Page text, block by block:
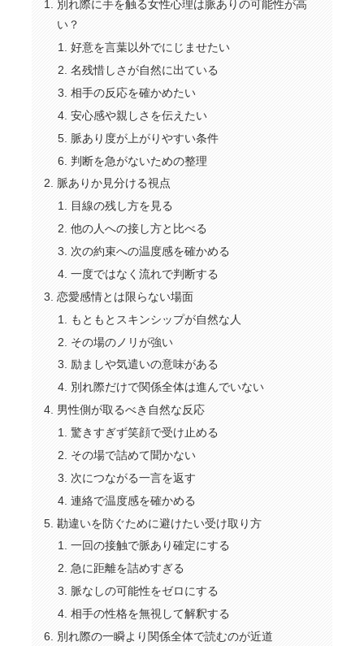
別れ際に手を触る女性心理は脈ありの可能性が高
い？
好意を言葉以外でにじませたい
名残惜しさが自然に出ている
相手の反応を確かめたい
安心感や親しさを伝えたい
脈あり度が上がりやすい条件
判断を急がないための整理
脈ありか見分ける視点
目線の残し方を見る
他の人への接し方と比べる
次の約束への温度感を確かめる
一度ではなく流れで判断する
恋愛感情とは限らない場面
もともとスキンシップが自然な人
その場のノリが強い
励ましや気遣いの意味がある
別れ際だけで関係全体は進んでいない
男性側が取るべき自然な反応
驚きすぎず笑顔で受け止める
その場で詰めて聞かない
次につながる一言を返す
連絡で温度感を確かめる
勘違いを防ぐために避けたい受け取り方
一回の接触で脈あり確定にする
急に距離を詰めすぎる
脈なしの可能性をゼロにする
相手の性格を無視して解釈する
別れ際の一瞬より関係全体で読むのが近道